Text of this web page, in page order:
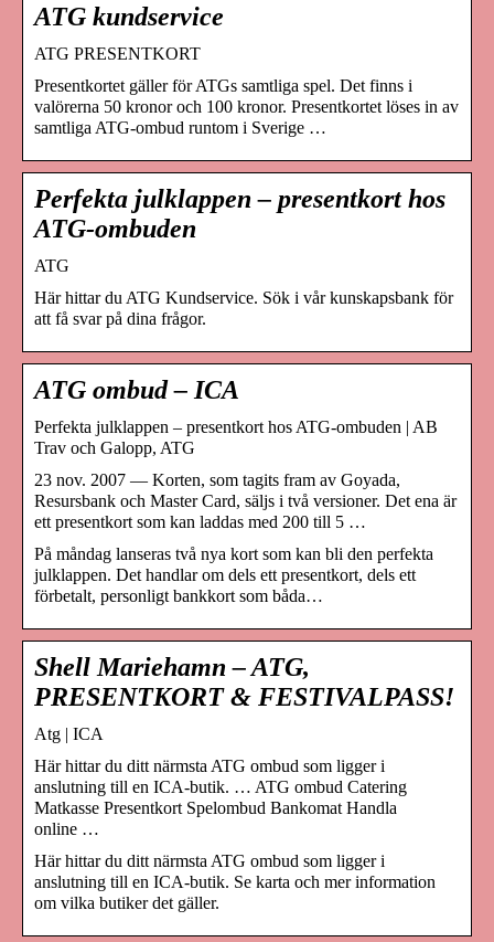
ATG kundservice
ATG PRESENTKORT
Presentkortet gäller för ATGs samtliga spel. Det finns i
valörerna 50 kronor och 100 kronor. Presentkortet löses in av
samtliga ATG-ombud runtom i Sverige …
Perfekta julklappen – presentkort hos
ATG-ombuden
ATG
Här hittar du ATG Kundservice. Sök i vår kunskapsbank för
att få svar på dina frågor.
ATG ombud – ICA
Perfekta julklappen – presentkort hos ATG-ombuden | AB
Trav och Galopp, ATG
23 nov. 2007 — Korten, som tagits fram av Goyada,
Resursbank och Master Card, säljs i två versioner. Det ena är
ett presentkort som kan laddas med 200 till 5 …
På måndag lanseras två nya kort som kan bli den perfekta
julklappen. Det handlar om dels ett presentkort, dels ett
förbetalt, personligt bankkort som båda…
Shell Mariehamn – ATG,
PRESENTKORT & FESTIVALPASS!
Atg | ICA
Här hittar du ditt närmsta ATG ombud som ligger i
anslutning till en ICA-butik. … ATG ombud Catering
Matkasse Presentkort Spelombud Bankomat Handla
online …
Här hittar du ditt närmsta ATG ombud som ligger i
anslutning till en ICA-butik. Se karta och mer information
om vilka butiker det gäller.